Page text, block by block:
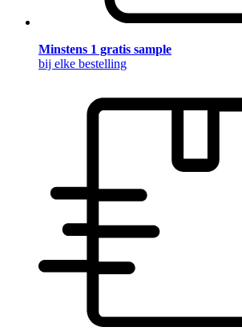
Minstens 1 gratis sample
bij elke bestelling